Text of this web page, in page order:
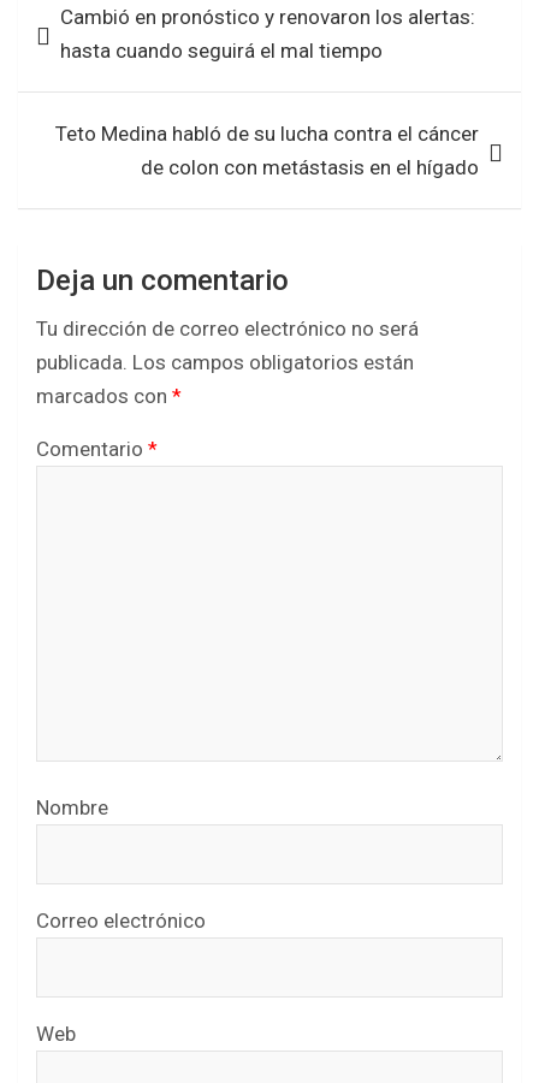
e
o
o
t
e
r
t
A
p
r
de Cambió en pronóstico y renovaron los alertas:
hasta cuando seguirá el mal tiempo
Teto Medina habló de su lucha contra el cáncer
de colon con metástasis en el hígado
Deja un comentario
Tu dirección de correo electrónico no será
publicada. Los campos obligatorios están
marcados con *
Comentario *
Nombre
Correo electrónico
Web